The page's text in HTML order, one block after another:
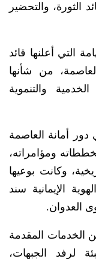
والتحضير
التي أعلنها قائد
من شأنها
والتنموية
دور أمانة العاصمة
ومؤامراته،
وكانت بوعيها
الإيمانية سند
العدوان.
الخدمات المقدمة
لرفد الجبهات،